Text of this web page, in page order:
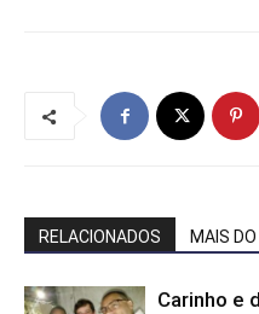
RELACIONADOS MAIS
Carinho e